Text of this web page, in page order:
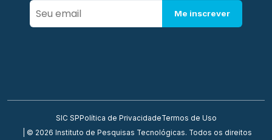
Me inscrever
SIC SP Política de PrivacidadeTermos de Uso
| © 2026 Instituto de Pesquisas Tecnológicas. Todos os direitos